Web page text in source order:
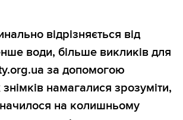
відрізняється від
води, більше викликів для
за допомогою
намагалися зрозуміти,
на колишньому